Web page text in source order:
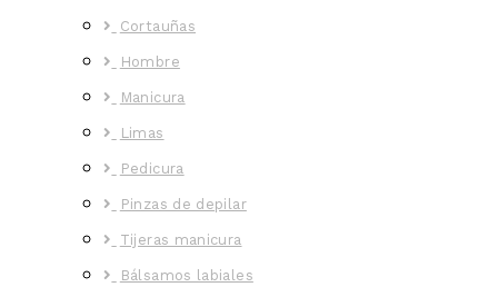
Cortauñas
Hombre
Manicura
Limas
Pedicura
Pinzas de depilar
Tijeras manicura
Bálsamos labiales